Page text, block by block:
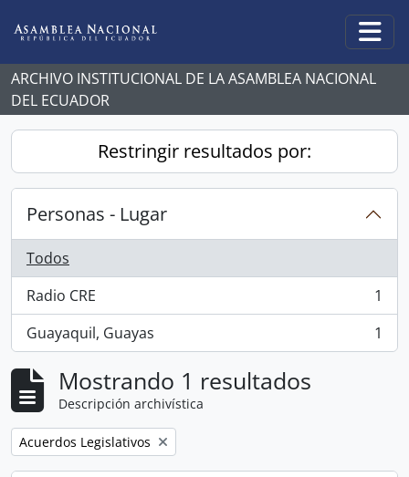
ARCHIVO INSTITUCIONAL DE LA ASAMBLEA NACIONAL
DEL ECUADOR
Restringir resultados por:
Personas - Lugar
Todos
Radio CRE
, 1 resultados
1
Guayaquil, Guayas
, 1 resultados 1
Mostrando 1 resultados
Descripción archivística
Remove filter:
Acuerdos Legislativos